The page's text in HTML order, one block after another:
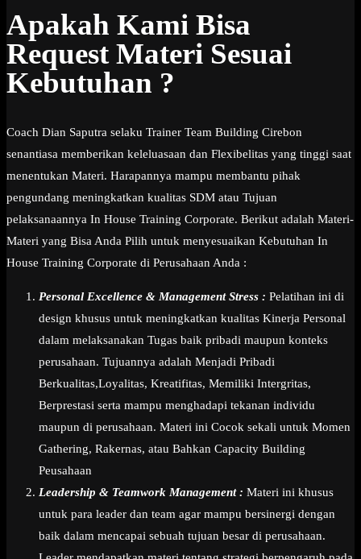
Apakah Kami Bisa
Request Materi Sesuai
Kebutuhan ?
Coach Dian Saputra selaku Trainer Team Building Cirebon
senantiasa memberikan keleluasaan dan Flexibelitas yang tinggi saat
menentukan Materi. Harapannya mampu membantu pihak
pengundang meningkatkan kualitas SDM atau Tujuan
pelaksanaannya In House Training Corporate. Berikut adalah Materi-
Materi yang Bisa Anda Pilih untuk menyesuaikan Kebutuhan In
House Training Corporate di Perusahaan Anda :
Personal Excellence & Management Stress : Pelatihan ini di
design khusus untuk meningkatkan kualitas Kinerja Personal
dalam melaksanakan Tugas baik pribadi maupun konteks
perusahaan. Tujuannya adalah Menjadi Pribadi
Berkualitas,Loyalitas, Kreatifitas, Memiliki Intergritas,
Berprestasi serta mampu menghadapi tekanan individu
maupun di perusahaan. Materi ini Cocok sekali untuk Momen
Gathering, Rakernas, atau Bahkan Capacity Building
Peusahaan
Leadership & Teamwork Management : Materi ini khusus
untuk para leader dan team agar mampu bersinergi dengan
baik dalam mencapai sebuah tujuan besar di perusahaan.